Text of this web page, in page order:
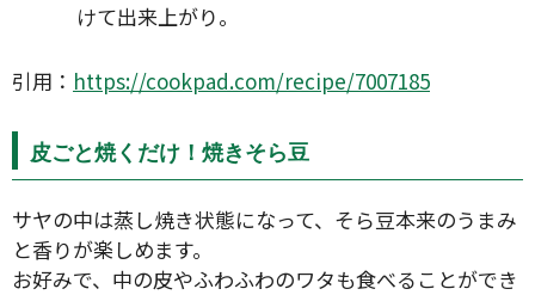
けて出来上がり。
引用： https://cookpad.com/recipe/7007185
皮ごと焼くだけ！焼きそら豆
サヤの中は蒸し焼き状態になって、そら豆本来のうまみ
と香りが楽しめます。
お好みで、中の皮やふわふわのワタも食べることができ